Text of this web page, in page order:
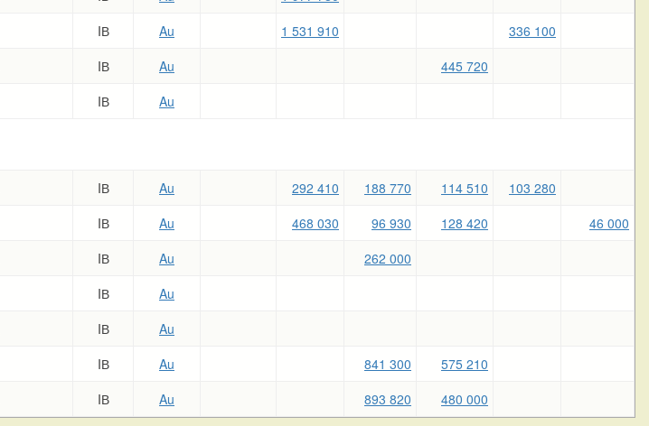
IВ Au 1 531 910
336 100
IВ Au
445 720
IВ
Au
IВ Au 292 410 188 770 114 510
103 280
IВ Au 468 030 96 930 128 420
46 000
IВ Au
262 000
IВ
Au
IВ
Au
IВ Au 841 300
575 210
IВ Au 893 820 480 000